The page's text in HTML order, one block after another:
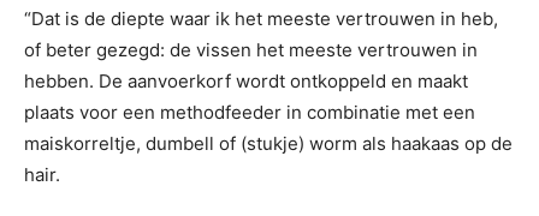
“Dat is de diepte waar ik het meeste vertrouwen in heb,
of beter gezegd: de vissen het meeste vertrouwen in
hebben. De aanvoerkorf wordt ontkoppeld en maakt
plaats voor een methodfeeder in combinatie met een
maiskorreltje, dumbell of (stukje) worm als haakaas op de
hair.